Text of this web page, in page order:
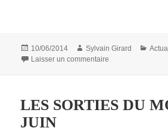
Publié
le
10/06/2014 Auteur
Sylvain Girard
Laisser un commentaire
LES SORTIES DU
JUIN